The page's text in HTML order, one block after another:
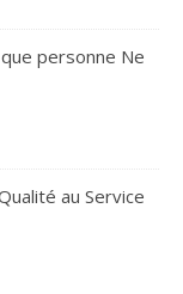
que personne Ne
au Service